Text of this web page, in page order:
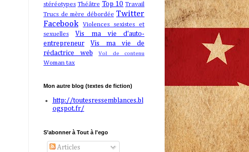
stéréotypes Théâtre Top 10 Travail
Trucs de mère débordée Twitter
Facebook
Violences sexistes et
sexuelles
Vis ma vie d'auto-
entrepreneur
Vis ma vie de
rédactrice web
Vol de contenu
Woman tax
Mon autre blog (textes de fiction)
http://toutesressemblances.bl
ogspot.fr/
S’abonner à Tout à l'ego
Articles